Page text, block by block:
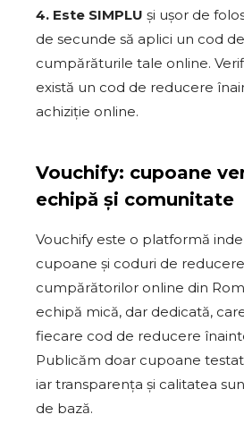
4. Este SIMPLU și ușor de
de secunde să aplici un cod
cumpărăturile tale online.
există un cod de reducere
achiziție online.
Vouchify: cupoane
echipă și comunitate
Vouchify este o platformă
cupoane și coduri de
cumpărătorilor online din
echipă mică, dar dedicată,
fiecare cod de reducere
Publicăm doar cupoane
iar transparența și calitatea
de bază.